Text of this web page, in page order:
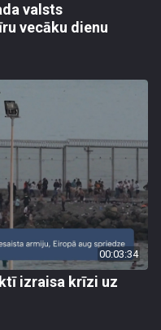
valsts
vecāku dienu
00:03:34
izraisa krīzi uz